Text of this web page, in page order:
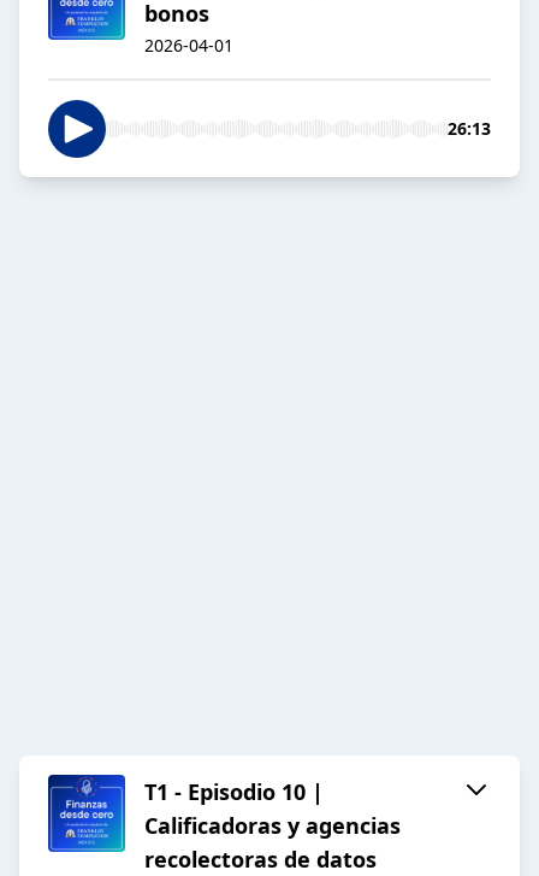
bonos
2026-04-01
26:13
T1 - Episodio 10 |
Calificadoras y agencias
recolectoras de datos